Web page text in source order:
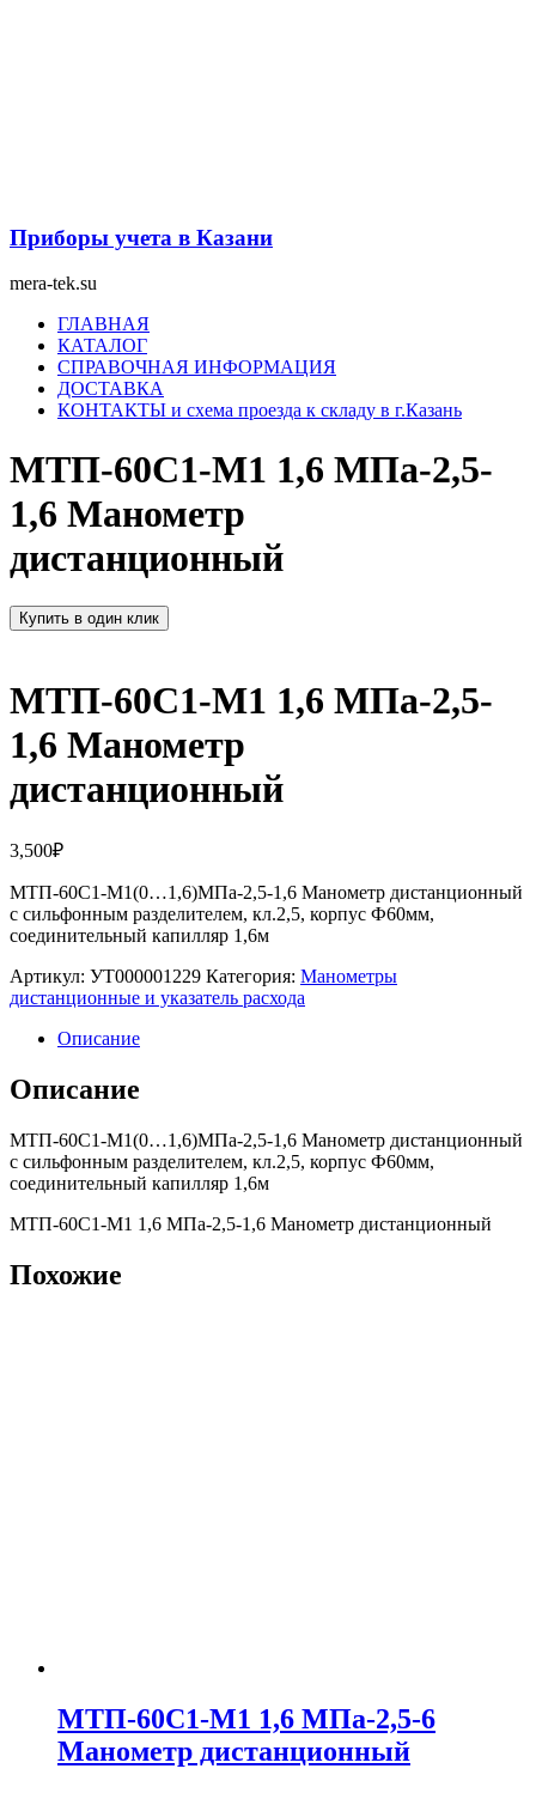
Приборы учета в Казани
mera-tek.su
МенюГЛАВНАЯ
КАТАЛОГ
СПРАВОЧНАЯ ИНФОРМАЦИЯ
ДОСТАВКА
КОНТАКТЫ и схема проезда к складу в г.Казань
МТП-60С1-М1 1,6 МПа-2,5-
1,6 Манометр
дистанционный
Купить в один клик
МТП-60С1-М1 1,6 МПа-2,5-
1,6 Манометр
дистанционный
3,500₽
МТП-60С1-М1(0…1,6)МПа-2,5-1,6 Манометр дистанционный
с сильфонным разделителем, кл.2,5, корпус Ф60мм,
соединительный капилляр 1,6м
Артикул: УТ000001229 Категория: Манометры
дистанционные и указатель расхода
Описание
Описание
МТП-60С1-М1(0…1,6)МПа-2,5-1,6 Манометр дистанционный
с сильфонным разделителем, кл.2,5, корпус Ф60мм,
соединительный капилляр 1,6м
МТП-60С1-М1 1,6 МПа-2,5-1,6 Манометр дистанционный
Похожие
МТП-60С1-М1 1,6 МПа-2,5-6
Манометр дистанционный